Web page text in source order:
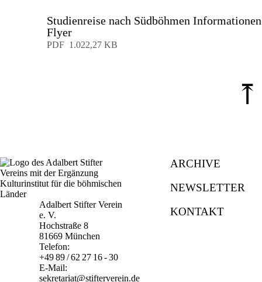
Studienreise nach Südböhmen Informationen
Flyer
PDF 1.022,27 KB
⤒
Adalbert Stifter Verein
e. V.
Hochstraße 8
81669 München
Telefon:
+49 89 / 62 27 16 - 30
E-Mail:
sekretariat@stifterverein.de
ARCHIVE
NEWSLETTER
KONTAKT